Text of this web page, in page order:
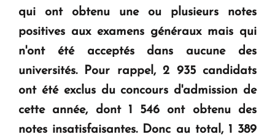
Le premier hôtel Hyatt Regency d'Arménie
ouvrira ses portes à Dilijan
qui ont obtenu une ou plusieurs notes
positives aux examens généraux mais qui
n'ont été acceptés dans aucune des
universités. Pour rappel, 2 935 candidats
ont été exclus du concours d'admission de
cette année, dont 1 546 ont obtenu des
notes insatisfaisantes. Donc au total, 1 389